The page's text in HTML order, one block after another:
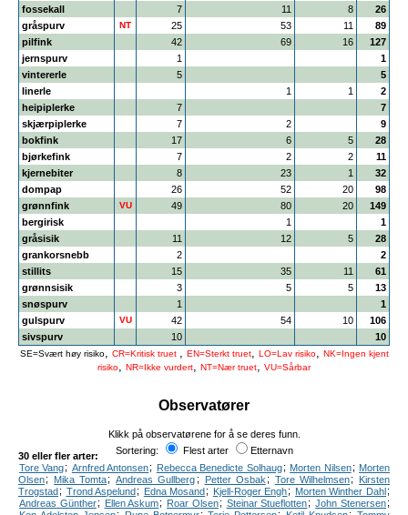
fossekall
7 11 8
26
gråspurv
NT 25 53 11
89
pilfink
42 69 16
127
jernspurv
1
1
vintererle
5
5
linerle
1 1
2
heipiplerke
7
7
skjærpiplerke
7 2
9
bokfink
17 6 5
28
bjørkefink
7 2 2
11
kjernebiter
8 23 1
32
dompap
26 52 20
98
grønnfink
VU 49 80 20
149
bergirisk
1
1
gråsisik
11 12 5
28
grankorsnebb
2
2
stillits
15 35 11
61
grønnsisik
3 5 5
13
snøspurv
1
1
gulspurv
VU 42 54 10
106
sivspurv
10 10
SE=Svært høy risiko, CR=Kritisk truet , EN=Sterkt truet, LO=Lav risiko, NK=Ingen kjent
risiko, NR=Ikke vurdert, NT=Nær truet, VU=Sårbar
Observatører
Klikk på observatørene for å se deres funn.
Sortering:
Flest arter Etternavn
30 eller fler arter:
Tore Vang; Arnfred Antonsen; Rebecca Benedicte Solhaug; Morten Nilsen; Morten
Olsen; Mika Tomta; Andreas Gullberg ; Petter Osbak ; Tore Wilhelmsen;
Kirsten
Trogstad; Trond Aspelund; Edna Mosand; Kjell-Roger Engh; Morten Winther Dahl;
Andreas Günther; Ellen Askum; Roar Olsen; Steinar Stueflotten; John Stenersen;